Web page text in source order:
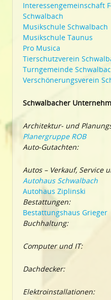
Interessengemeinschaft
Schwalbach
Musikschule Schwalbach
Musikschule Taunus
Pro Musica
Tierschutzverein
Turngemeinde
Verschönerungsverein
Schwalbacher
Architektur- und
Planergruppe ROB
Auto-Gutachten:
Autos – Verkauf, Service
Autohaus Schwalbach
Autohaus Ziplinski
Bestattungen:
Bestattungshaus Grieger
Buchhaltung:
Computer und IT:
Dachdecker:
Elektroinstallationen: